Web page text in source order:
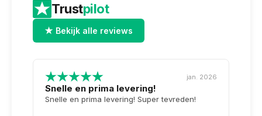
Trustpilot
★ Bekijk alle reviews
jan. 2026
Snelle en prima levering!
Snelle en prima levering! Super tevreden!